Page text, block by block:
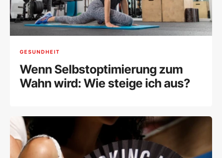
GESUNDHEIT
Wenn Selbstoptimierung zum
Wahn wird: Wie steige ich aus?